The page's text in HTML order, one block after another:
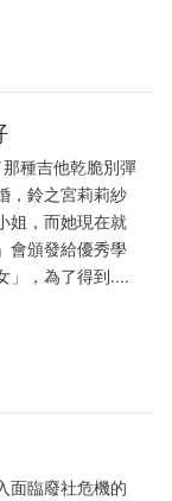
種吉他乾脆別彈
，鈴之宮莉莉紗
姐，而她現在就
會頒發給優秀學
」，為了得到....
面臨廢社危機的